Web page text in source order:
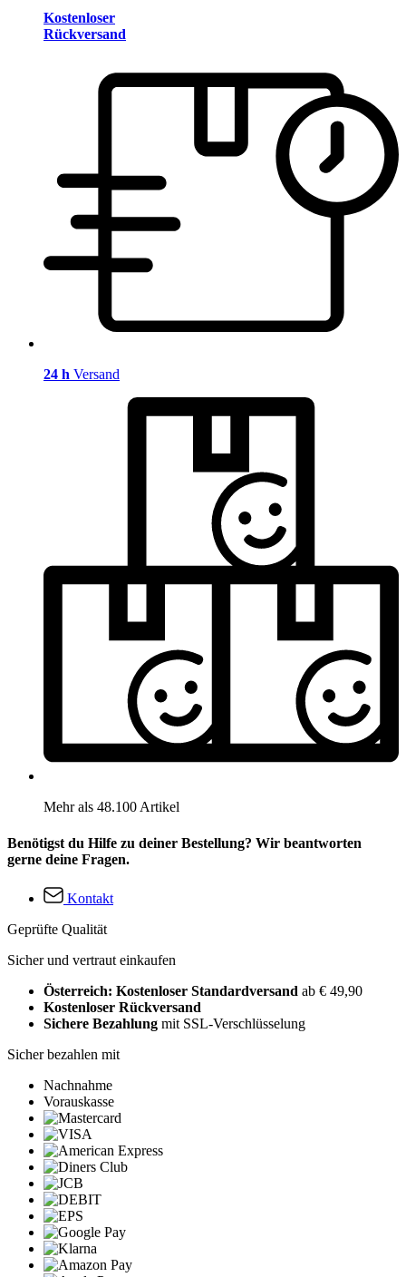
Kostenloser
Rückversand
24 h Versand
Mehr als 48.100 Artikel
Benötigst du Hilfe zu deiner Bestellung? Wir beantworten
gerne deine Fragen.
Kontakt
Geprüfte Qualität
Sicher und vertraut einkaufen
Österreich: Kostenloser Standardversand ab € 49,90
Kostenloser Rückversand
Sichere Bezahlung mit SSL-Verschlüsselung
Sicher bezahlen mit
Nachnahme
Vorauskasse